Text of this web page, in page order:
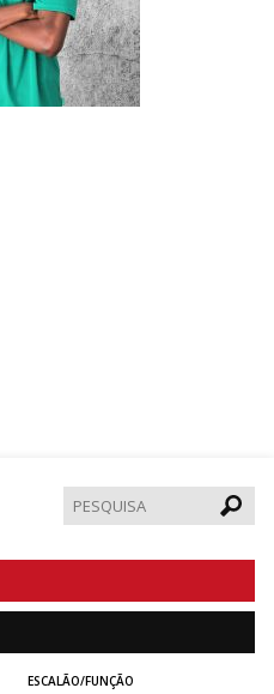
ESCALÃO/FUNÇÃO